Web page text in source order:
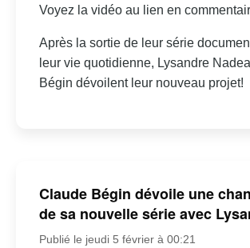
Voyez la vidéo au lien en
Après la sortie de leur série
leur vie quotidienne, Lysandre
Bégin dévoilent leur nouveau projet!
Claude Bégin dévoile une
de sa nouvelle série avec
Publié le jeudi 5 février à 00:21